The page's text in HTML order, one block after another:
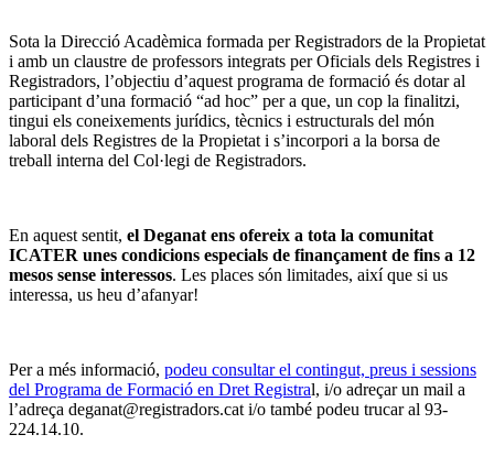
Sota la Direcció Acadèmica formada per Registradors de la Propietat
i amb un claustre de professors integrats per Oficials dels Registres i
Registradors, l’objectiu d’aquest programa de formació és dotar al
participant d’una formació “ad hoc” per a que, un cop la finalitzi,
tingui els coneixements jurídics, tècnics i estructurals del món
laboral dels Registres de la Propietat i s’incorpori a la borsa de
treball interna del Col·legi de Registradors.
En aquest sentit, el Deganat ens ofereix a tota la comunitat
ICATER unes condicions especials de finançament de fins a 12
mesos sense interessos. Les places són limitades, així que si us
interessa, us heu d’afanyar!
Per a més informació, podeu consultar el contingut, preus i sessions
del Programa de Formació en Dret Registral, i/o adreçar un mail a
l’adreça deganat@registradors.cat i/o també podeu trucar al 93-
224.14.10.